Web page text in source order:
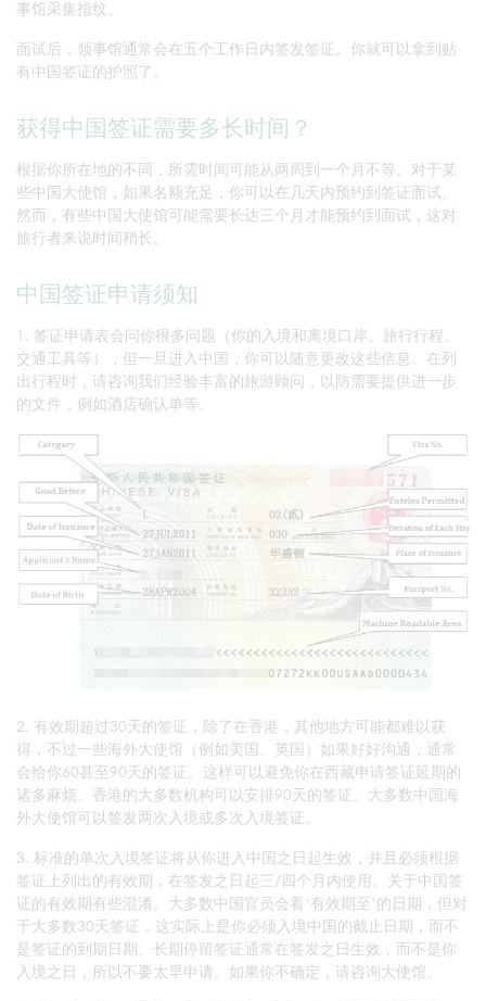
事馆采集指纹。
面试后，领事馆通常会在五个工作日内签发签证。你就可以拿到贴
有中国签证的护照了。
获得中国签证需要多长时间？
根据你所在地的不同，所需时间可能从两周到一个月不等。对于某
些中国大使馆，如果名额充足，你可以在几天内预约到签证面试。
然而，有些中国大使馆可能需要长达三个月才能预约到面试，这对
旅行者来说时间稍长。
中国签证申请须知
1. 签证申请表会问你很多问题（你的入境和离境口岸、旅行行程、
交通工具等），但一旦进入中国，你可以随意更改这些信息。在列
出行程时，请咨询我们经验丰富的旅游顾问，以防需要提供进一步
的文件，例如酒店确认单等。
2. 有效期超过30天的签证，除了在香港，其他地方可能都难以获
得，不过一些海外大使馆（例如美国、英国）如果好好沟通，通常
会给你60甚至90天的签证。这样可以避免你在西藏申请签证延期的
诸多麻烦。香港的大多数机构可以安排90天的签证。大多数中国海
外大使馆可以签发两次入境或多次入境签证。
3. 标准的单次入境签证将从你进入中国之日起生效，并且必须根据
签证上列出的有效期，在签发之日起三/四个月内使用。关于中国签
证的有效期有些混淆。大多数中国官员会看‘有效期至’的日期，但对
于大多数30天签证，这实际上是你必须入境中国的截止日期，而不
是签证的到期日期。长期停留签证通常在签发之日生效，而不是你
入境之日，所以不要太早申请。如果你不确定，请咨询大使馆。